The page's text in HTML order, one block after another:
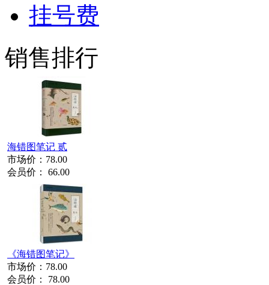
挂号费
销售排行
海错图笔记 贰
市场价： 78.00
会员价： 66.00
《海错图笔记》
市场价： 78.00
会员价： 78.00